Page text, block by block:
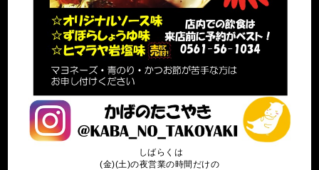
しばらくは
(金)(土)の夜営業の時間だけの